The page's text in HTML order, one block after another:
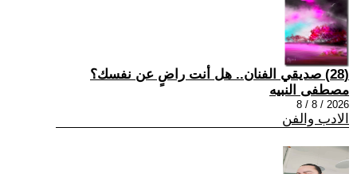
(28) صديقي الفنان.. هل أنت راضٍ عن نفسك؟
مصطفى النبيه
2026 / 8 / 8
الادب والفن